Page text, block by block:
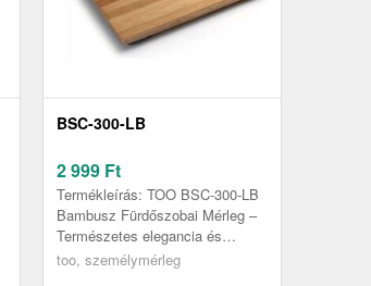
BSC-300-LB
2 999 Ft
Termékleírás: TOO BSC-300-LB
Bambusz Fürdőszobai Mérleg –
Természetes elegancia és
pontos mérés Tartsd szemmel a
too, személymérleg